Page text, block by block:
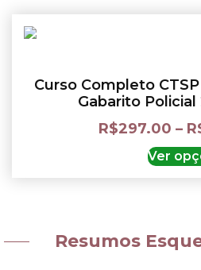
Curso Completo
Gabarito
R$297.00 –
Ver
Resumos